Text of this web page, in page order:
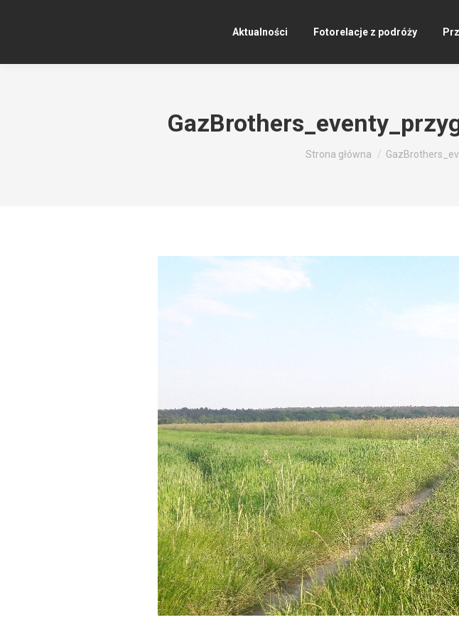
Aktualności Fotorelacje z podróży
Jesteś tutaj:
Strona główna